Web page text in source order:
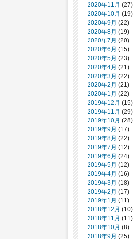
2020年11月 (27)
2020年10月 (19)
2020年9月 (22)
2020年8月 (19)
2020年7月 (20)
2020年6月 (15)
2020年5月 (23)
2020年4月 (21)
2020年3月 (22)
2020年2月 (21)
2020年1月 (22)
2019年12月 (15)
2019年11月 (29)
2019年10月 (28)
2019年9月 (17)
2019年8月 (22)
2019年7月 (12)
2019年6月 (24)
2019年5月 (12)
2019年4月 (16)
2019年3月 (18)
2019年2月 (17)
2019年1月 (11)
2018年12月 (10)
2018年11月 (11)
2018年10月 (8)
2018年9月 (25)